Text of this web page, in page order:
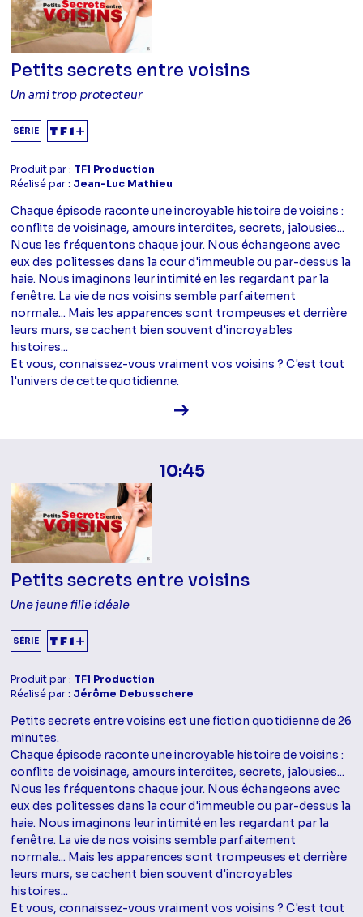
Petits secrets entre voisins
Un ami trop protecteur
SÉRIE
Produit par : TF1 Production
Réalisé par : Jean-Luc Mathieu
Chaque épisode raconte une incroyable histoire de voisins :
conflits de voisinage, amours interdites, secrets, jalousies...
Nous les fréquentons chaque jour. Nous échangeons avec
eux des politesses dans la cour d'immeuble ou par-dessus la
haie. Nous imaginons leur intimité en les regardant par la
fenêtre. La vie de nos voisins semble parfaitement
normale... Mais les apparences sont trompeuses et derrière
leurs murs, se cachent bien souvent d'incroyables
histoires...
Et vous, connaissez-vous vraiment vos voisins ? C'est tout
l'univers de cette quotidienne.
Voir la fiche diffusion
10:45
Petits secrets entre voisins
Une jeune fille idéale
SÉRIE
Produit par : TF1 Production
Réalisé par : Jérôme Debusschere
Petits secrets entre voisins est une fiction quotidienne de 26
minutes.
Chaque épisode raconte une incroyable histoire de voisins :
conflits de voisinage, amours interdites, secrets, jalousies...
Nous les fréquentons chaque jour. Nous échangeons avec
eux des politesses dans la cour d'immeuble ou par-dessus la
haie. Nous imaginons leur intimité en les regardant par la
fenêtre. La vie de nos voisins semble parfaitement
normale... Mais les apparences sont trompeuses et derrière
leurs murs, se cachent bien souvent d'incroyables
histoires...
Et vous, connaissez-vous vraiment vos voisins ? C'est tout